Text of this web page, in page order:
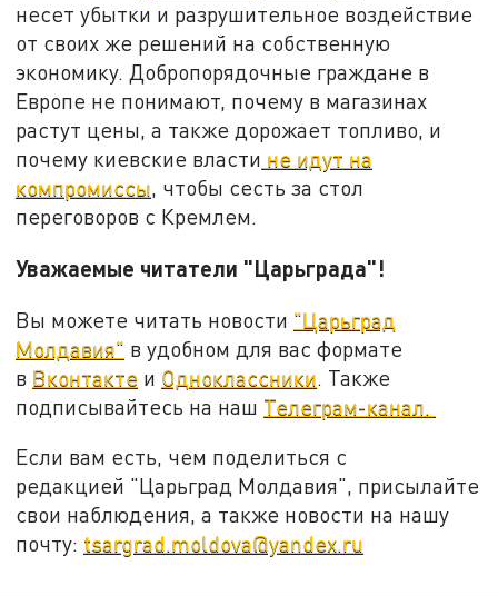
несет убытки и разрушительное воздействие
от своих же решений на собственную
экономику. Добропорядочные граждане в
Европе не понимают, почему в магазинах
растут цены, а также дорожает топливо, и
почему киевские власти не идут на
компромиссы, чтобы сесть за стол
переговоров с Кремлем.
Уважаемые читатели "Царьграда"!
Вы можете читать новости "Царьград
Молдавия" в удобном для вас формате
в Вконтакте и Одноклассники. Также
подписывайтесь на наш Телеграм-канал.
Если вам есть, чем поделиться с
редакцией "Царьград Молдавия", присылайте
свои наблюдения, а также новости на нашу
почту: tsargrad.moldova@yandex.ru